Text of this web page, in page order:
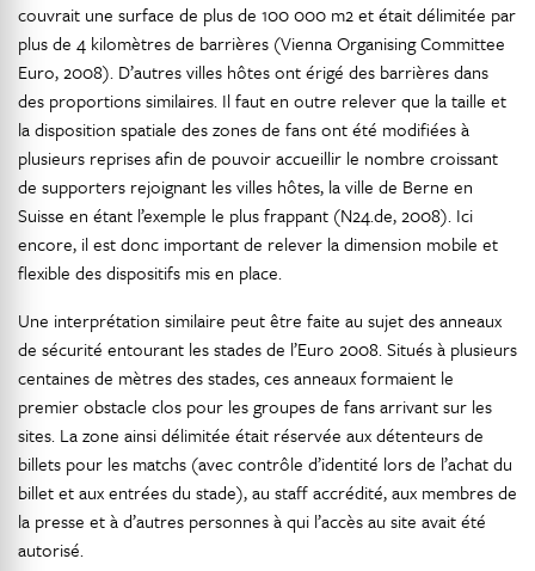
couvrait une surface de plus de 100 000 m2 et était délimitée par
plus de 4 kilomètres de barrières (Vienna Organising Committee
Euro, 2008). D’autres villes hôtes ont érigé des barrières dans
des proportions similaires. Il faut en outre relever que la taille et
la disposition spatiale des zones de fans ont été modifiées à
plusieurs reprises afin de pouvoir accueillir le nombre croissant
de supporters rejoignant les villes hôtes, la ville de Berne en
Suisse en étant l’exemple le plus frappant (N24.de, 2008). Ici
encore, il est donc important de relever la dimension mobile et
flexible des dispositifs mis en place.
Une interprétation similaire peut être faite au sujet des anneaux
de sécurité entourant les stades de l’Euro 2008. Situés à plusieurs
centaines de mètres des stades, ces anneaux formaient le
premier obstacle clos pour les groupes de fans arrivant sur les
sites. La zone ainsi délimitée était réservée aux détenteurs de
billets pour les matchs (avec contrôle d’identité lors de l’achat du
billet et aux entrées du stade), au staff accrédité, aux membres de
la presse et à d’autres personnes à qui l’accès au site avait été
autorisé.